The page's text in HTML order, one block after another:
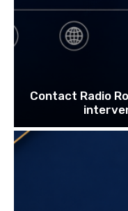
Contact Radio